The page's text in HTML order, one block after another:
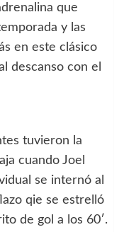
que
y las
en este clásico
descanso con el
tuvieron la
cuando Joel
se internó al
qie se estrelló
de gol a los 60′.